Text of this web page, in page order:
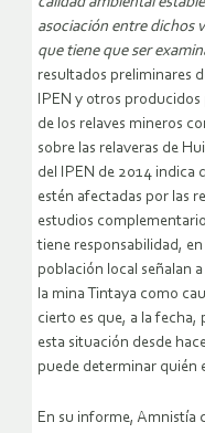
asociación entre dichos
que tiene que ser
resultados preliminares
IPEN y otros producidos
de los relaves mineros
sobre las relaveras de
del IPEN de 2014 indica
estén afectadas por las
estudios
tiene responsabilidad,
población local señalan
la mina Tintaya como
cierto es que, a la
esta situación desde
puede determinar quién
En su informe, Amnistía